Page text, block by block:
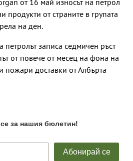
от страните в групата
на ден.
записа седмичен ръст
от повече от месец на фона на
пожари доставки от Албърта